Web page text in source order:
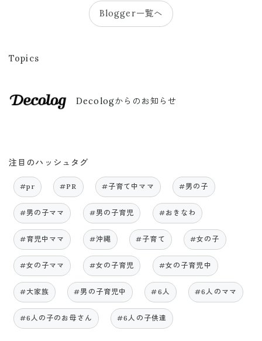
Blogger一覧へ
Topics
Decologからのお知らせ
注目のハッシュタグ
#pr #PR #子育て中ママ #男の子
#男の子ママ #男の子育児 #おきなわ
#育児中ママ #沖縄 #子育て #女の子
#女の子ママ #女の子育児 #女の子育児中
#大家族 #男の子育児中 #6人 #6人のママ
#6人の子のお母さん #6人の子供達